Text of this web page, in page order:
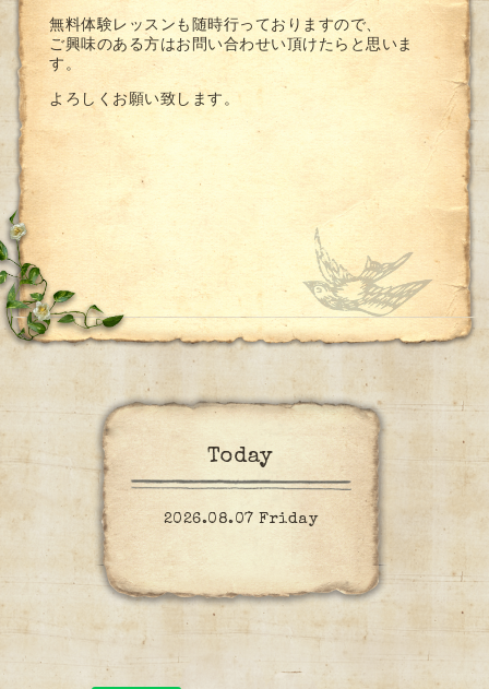
無料体験レッスンも随時行っておりますので、
ご興味のある方はお問い合わせい頂けたらと思いま
す。
よろしくお願い致します。
Today
2026.08.07 Friday